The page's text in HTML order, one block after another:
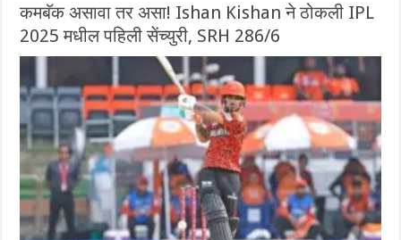
कमबॅक असावा तर असा! Ishan Kishan ने ठोकली IPL
2025 मधील पहिली सेंच्युरी, SRH 286/6